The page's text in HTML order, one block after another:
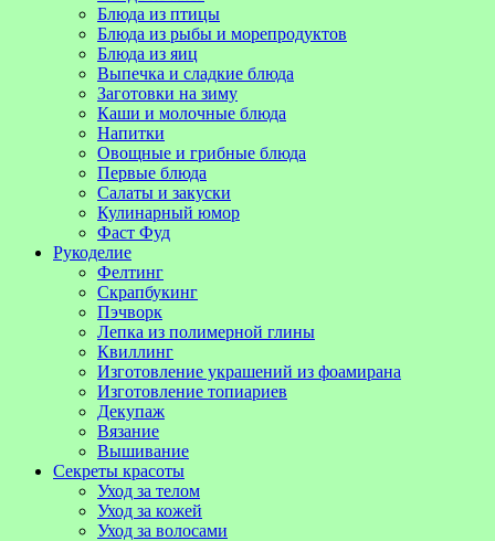
Блюда из птицы
Блюда из рыбы и морепродуктов
Блюда из яиц
Выпечка и сладкие блюда
Заготовки на зиму
Каши и молочные блюда
Напитки
Овощные и грибные блюда
Первые блюда
Салаты и закуски
Кулинарный юмор
Фаст Фуд
Рукоделие
Фелтинг
Скрапбукинг
Пэчворк
Лепка из полимерной глины
Квиллинг
Изготовление украшений из фоамирана
Изготовление топиариев
Декупаж
Вязание
Вышивание
Секреты красоты
Уход за телом
Уход за кожей
Уход за волосами